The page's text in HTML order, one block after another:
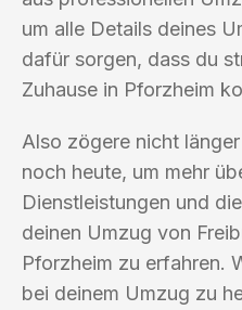
um alle Details deines
dafür sorgen, dass du
Zuhause in Pforzheim
Also zögere nicht
noch heute, um mehr
Dienstleistungen und
deinen Umzug von
Pforzheim zu erfahren.
bei deinem Umzug zu